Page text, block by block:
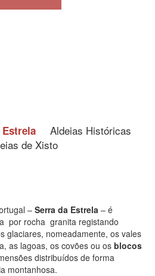
Aldeias Históricas
de Xisto
– Serra da Estrela – é
por rocha granita registando
glaciares, nomeadamente, os vales
as lagoas, os covões ou os blocos
distribuídos de forma
montanhosa.